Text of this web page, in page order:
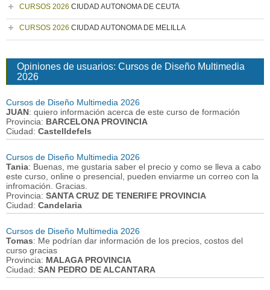
CURSOS 2026 CIUDAD AUTONOMA DE CEUTA
CURSOS 2026 CIUDAD AUTONOMA DE MELILLA
Opiniones de usuarios: Cursos de Diseño Multimedia
2026
Cursos de Diseño Multimedia 2026
JUAN: quiero información acerca de este curso de formación
Provincia: BARCELONA PROVINCIA
Ciudad: Castelldefels
Cursos de Diseño Multimedia 2026
Tania: Buenas, me gustaria saber el precio y como se lleva a cabo
este curso, online o presencial, pueden enviarme un correo con la
infromación. Gracias.
Provincia: SANTA CRUZ DE TENERIFE PROVINCIA
Ciudad: Candelaria
Cursos de Diseño Multimedia 2026
Tomas: Me podrían dar información de los precios, costos del
curso gracias
Provincia: MALAGA PROVINCIA
Ciudad: SAN PEDRO DE ALCANTARA